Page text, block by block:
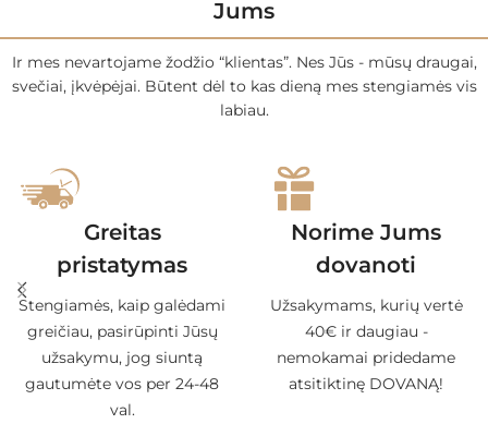
Jums
Ir mes nevartojame žodžio “klientas”. Nes Jūs - mūsų draugai,
svečiai, įkvėpėjai. Būtent dėl to kas dieną mes stengiamės vis
labiau.
Greitas
pristatymas
Stengiamės, kaip galėdami
greičiau, pasirūpinti Jūsų
užsakymu, jog siuntą
gautumėte vos per 24-48
val.
Norime Jums
dovanoti
Užsakymams, kurių vertė
40€ ir daugiau -
nemokamai pridedame
atsitiktinę DOVANĄ!